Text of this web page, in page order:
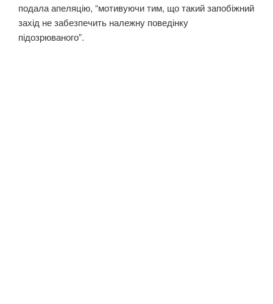
подала апеляцію, “мотивуючи тим, що такий запобіжний
захід не забезпечить належну поведінку
підозрюваного”.